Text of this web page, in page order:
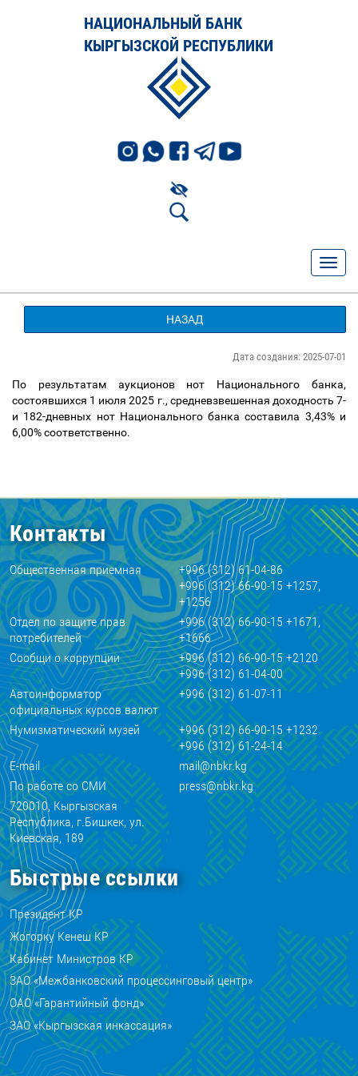
НАЦИОНАЛЬНЫЙ БАНК
КЫРГЫЗСКОЙ РЕСПУБЛИКИ
НАЗАД
Дата создания: 2025-07-01
По результатам аукционов нот Национального банка,
состоявшихся 1 июля 2025 г., средневзвешенная доходность 7-
и 182-дневных нот Национального банка составила 3,43% и
6,00% соответственно.
Контакты
Общественная приемная
+996 (312) 61-04-86
+996 (312) 66-90-15 +1257,
+1256
Отдел по защите прав
потребителей
+996 (312) 66-90-15 +1671,
+1666
Сообщи о коррупции
+996 (312) 66-90-15 +2120
+996 (312) 61-04-00
Автоинформатор
официальных курсов валют
+996 (312) 61-07-11
Нумизматический музей
+996 (312) 66-90-15 +1232
+996 (312) 61-24-14
E-mail
mail@nbkr.kg
По работе со СМИ
press@nbkr.kg
720010, Кыргызская
Республика, г.Бишкек, ул.
Киевская, 189
Быстрые ссылки
Президент КР
Жогорку Кенеш КР
Кабинет Министров КР
ЗАО «Межбанковский процессинговый центр»
ОАО «Гарантийный фонд»
ЗАО «Кыргызская инкассация»